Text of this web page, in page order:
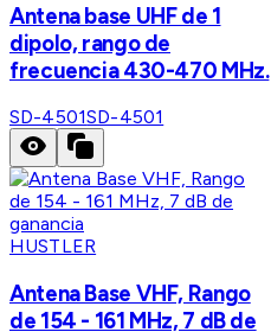
Antena base UHF de 1
dipolo, rango de
frecuencia 430-470 MHz.
SD-4501SD-4501
HUSTLER
Antena Base VHF, Rango
de 154 - 161 MHz, 7 dB de